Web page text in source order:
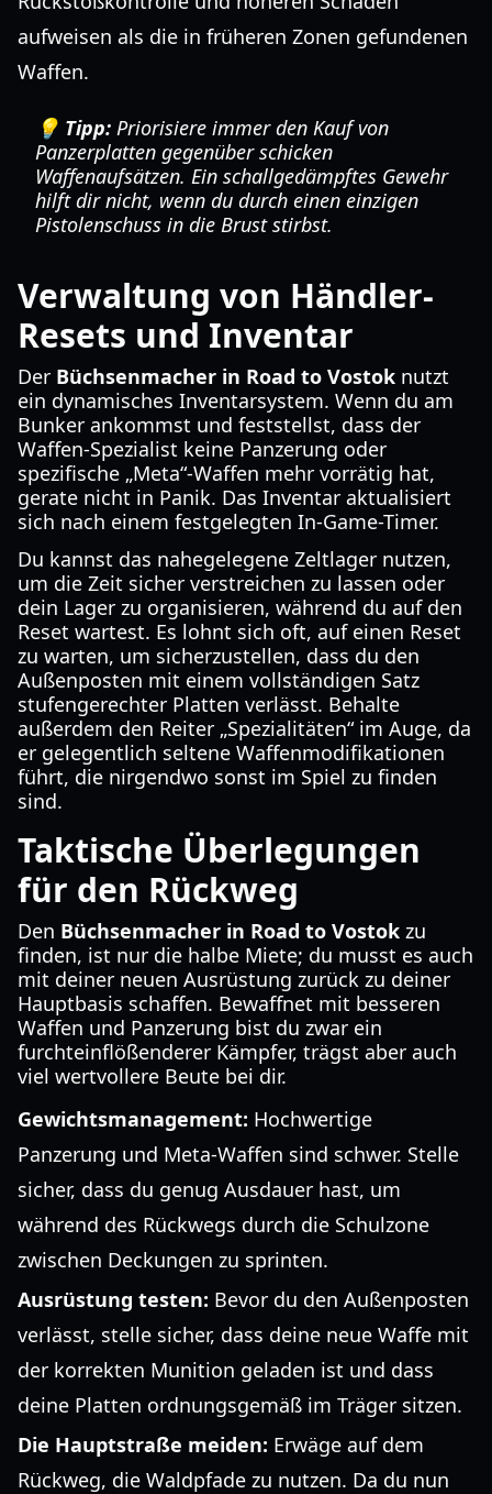
aufweisen als die in früheren Zonen gefundenen
Waffen.
💡 Tipp: Priorisiere immer den Kauf von
Panzerplatten gegenüber schicken
Waffenaufsätzen. Ein schallgedämpftes Gewehr
hilft dir nicht, wenn du durch einen einzigen
Pistolenschuss in die Brust stirbst.
Verwaltung von Händler-
Resets und Inventar
Der Büchsenmacher in Road to Vostok nutzt
ein dynamisches Inventarsystem. Wenn du am
Bunker ankommst und feststellst, dass der
Waffen-Spezialist keine Panzerung oder
spezifische „Meta“-Waffen mehr vorrätig hat,
gerate nicht in Panik. Das Inventar aktualisiert
sich nach einem festgelegten In-Game-Timer.
Du kannst das nahegelegene Zeltlager nutzen,
um die Zeit sicher verstreichen zu lassen oder
dein Lager zu organisieren, während du auf den
Reset wartest. Es lohnt sich oft, auf einen Reset
zu warten, um sicherzustellen, dass du den
Außenposten mit einem vollständigen Satz
stufengerechter Platten verlässt. Behalte
außerdem den Reiter „Spezialitäten“ im Auge, da
er gelegentlich seltene Waffenmodifikationen
führt, die nirgendwo sonst im Spiel zu finden
sind.
Taktische Überlegungen
für den Rückweg
Den Büchsenmacher in Road to Vostok zu
finden, ist nur die halbe Miete; du musst es auch
mit deiner neuen Ausrüstung zurück zu deiner
Hauptbasis schaffen. Bewaffnet mit besseren
Waffen und Panzerung bist du zwar ein
furchteinflößenderer Kämpfer, trägst aber auch
viel wertvollere Beute bei dir.
Gewichtsmanagement: Hochwertige
Panzerung und Meta-Waffen sind schwer. Stelle
sicher, dass du genug Ausdauer hast, um
während des Rückwegs durch die Schulzone
zwischen Deckungen zu sprinten.
Ausrüstung testen: Bevor du den Außenposten
verlässt, stelle sicher, dass deine neue Waffe mit
der korrekten Munition geladen ist und dass
deine Platten ordnungsgemäß im Träger sitzen.
Die Hauptstraße meiden: Erwäge auf dem
Rückweg, die Waldpfade zu nutzen. Da du nun